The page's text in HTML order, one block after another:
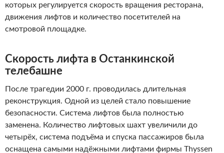
которых регулируется скорость вращения ресторана,
движения лифтов и количество посетителей на
смотровой площадке.
Скорость лифта в Останкинской
телебашне
После трагедии 2000 г. проводилась длительная
реконструкция. Одной из целей стало повышение
безопасности. Система лифтов была полностью
заменена. Количество лифтовых шахт увеличили до
четырёх, система подъёма и спуска пассажиров была
оснащена самыми надёжными лифтами фирмы Thyssen